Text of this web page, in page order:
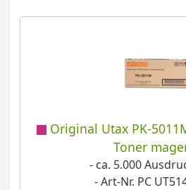
Original Utax PK-
Toner
- ca. 5.000
- Art-Nr. PC